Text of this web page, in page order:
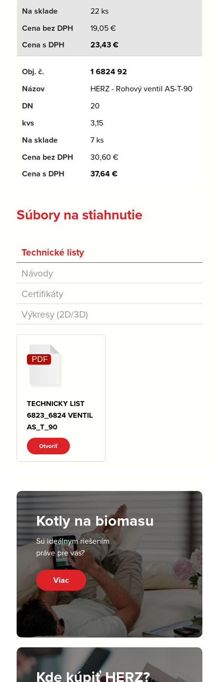
22 ks
19,05€
23,43€
1 6824 92
HERZ - Rohový ventil AS-T-90
20
3,15
7 ks
30,60 €
37,64€
Súbory na stiahnutie
Technické listy
Návody
Certifikáty
Výkresy (2D/3D)
TECHNICKY LIST
6823_6824 VENTIL
AS_T_90
Otvoriť
Kotly na biomasu
Sú ideálnym riešením
práve pre vás?
Viac
Kde kúpiť HERZ?